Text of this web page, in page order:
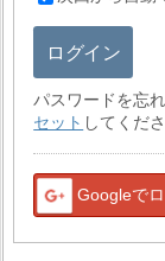
ログイン
パスワードを忘
セット してくださ
Googleで